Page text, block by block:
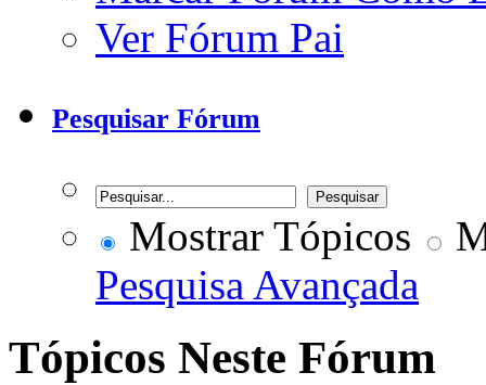
Ver Fórum Pai
Pesquisar Fórum
Mostrar Tópicos
Pesquisa Avançada
Tópicos Neste Fórum